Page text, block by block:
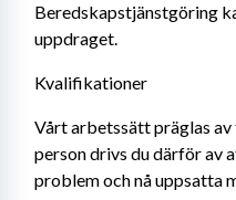
Beredskapstjänstgöring
uppdraget.
Kvalifikationer
Vårt arbetssätt präglas av
person drivs du därför av
problem och nå uppsatta